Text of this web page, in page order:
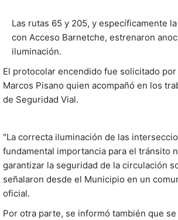
Las rutas 65 y 205, y específicamente
con Acceso Barnetche, estrenaron
iluminación.
El protocolar encendido fue solicitado
Marcos Pisano quien acompañó en los
de Seguridad Vial.
"La correcta iluminación de las
fundamental importancia para el tránsito
garantizar la seguridad de la circulación
señalaron desde el Municipio en un
oficial.
Por otra parte, se informó también que